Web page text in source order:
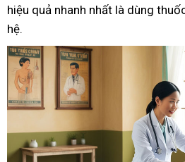
hiệu quả nhanh nhất là dùng
hệ.